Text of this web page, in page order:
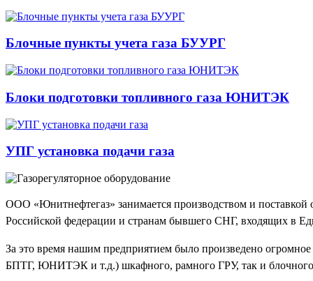
Блочные пункты учета газа БУУРГ
Блоки подготовки топливного газа ЮНИТЭК
УПГ установка подачи газа
ООО «Юнитнефтегаз» занимается производством и поставкой
Российской федерации и странам бывшего СНГ, входящих в
За это время нашим предприятием было произведено
БПТГ, ЮНИТЭК и т.д.) шкафного, рамного ГРУ, так и